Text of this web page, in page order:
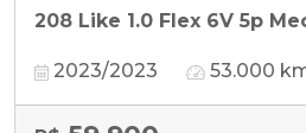
208 Like 1.0 Flex 6V 5p
2023/2023 53.000